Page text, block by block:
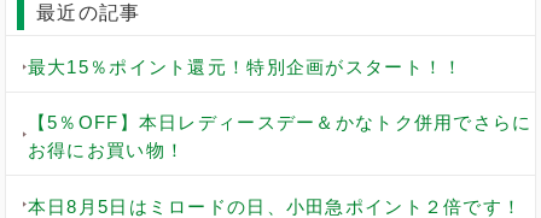
最近の記事
最大15％ポイント還元！特別企画がスタート！！
【5％OFF】本日レディースデー＆かなトク併用でさらに
お得にお買い物！
本日8月5日はミロードの日、小田急ポイント２倍です！